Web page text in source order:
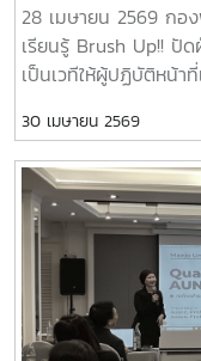
28 เมษายน 2569 ก
เรียนรู้ Brush Up!! ปั
เป็นเวทีให้ผู้ปฏิบัติหน้า
เพื่อให้มีแนวทางการทำ
ที่สำคัญคือมีเครือข่าย
คุณภาพในแต่ละส่วน
ปฏิบัติงานการพัฒนาคุ
เปลี่ยนความคิด ข้อคิ
พัฒนาการทำหน้าที่เล
Secretary# คนคุณ
คุณภาพ
30 เมษายน 2569